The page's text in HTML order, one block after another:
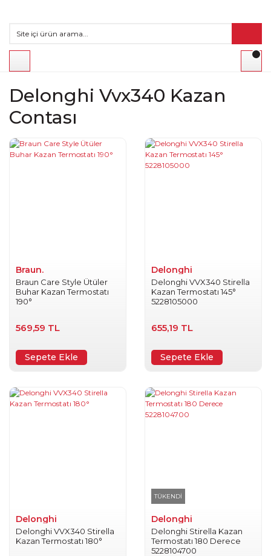
Delonghi Vvx340 Kazan
Contası
Braun.
Braun Care Style Ütüler
Buhar Kazan Termostatı
190°
569,59 TL
Sepete Ekle
Delonghi
Delonghi VVX340 Stirella
Kazan Termostatı 145°
5228105000
655,19 TL
Sepete Ekle
Delonghi
Delonghi VVX340 Stirella
Kazan Termostatı 180°
TÜKENDİ
Delonghi
Delonghi Stirella Kazan
Termostatı 180 Derece
5228104700